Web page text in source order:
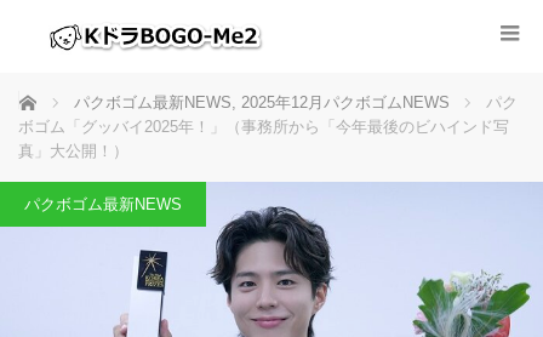
ホーム パクボゴム最新NEWS, 2025年12月パクボゴムNEWS
パク
ボゴム「グッバイ2025年！」（事務所から「今年最後のビハインド写
真」大公開！）
パクボゴム最新NEWS